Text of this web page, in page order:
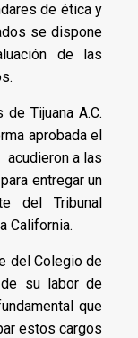
de ética y
se dispone
de las
Tijuana A.C.
aprobada el
acudieron a las
entregar un
del Tribunal
California.
del Colegio de
su labor de
que
estos cargos